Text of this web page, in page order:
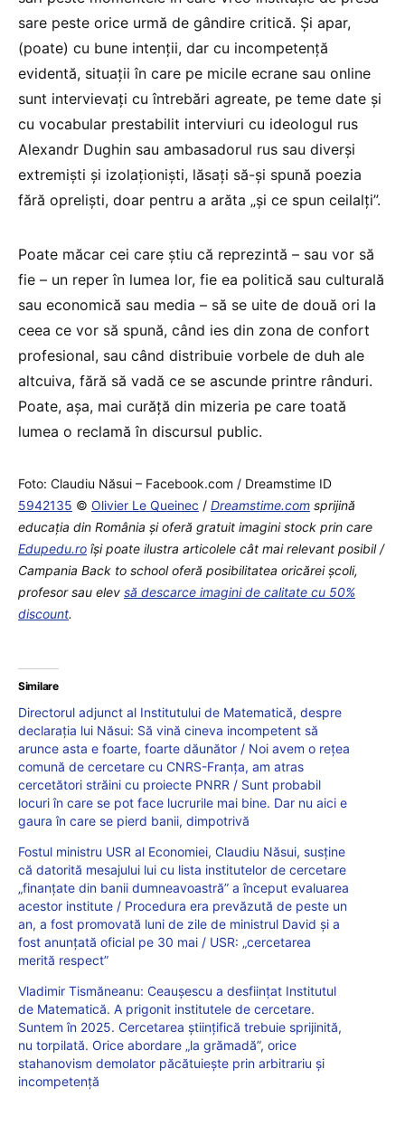
sare peste orice urmă de gândire critică. Și apar,
(poate) cu bune intenții, dar cu incompetență
evidentă, situații în care pe micile ecrane sau online
sunt intervievați cu întrebări agreate, pe teme date și
cu vocabular prestabilit interviuri cu ideologul rus
Alexandr Dughin sau ambasadorul rus sau diverși
extremiști și izolaționiști, lăsați să-și spună poezia
fără opreliști, doar pentru a arăta „și ce spun ceilalți”.
Poate măcar cei care știu că reprezintă – sau vor să
fie – un reper în lumea lor, fie ea politică sau culturală
sau economică sau media – să se uite de două ori la
ceea ce vor să spună, când ies din zona de confort
profesional, sau când distribuie vorbele de duh ale
altcuiva, fără să vadă ce se ascunde printre rânduri.
Poate, așa, mai curăță din mizeria pe care toată
lumea o reclamă în discursul public.
Foto: Claudiu Năsui – Facebook.com / Dreamstime ID
5942135 © Olivier Le Queinec / Dreamstime.com sprijină
educaţia din România şi oferă gratuit imagini stock prin care
Edupedu.ro îşi poate ilustra articolele cât mai relevant posibil /
Campania Back to school oferă posibilitatea oricărei școli,
profesor sau elev să descarce imagini de calitate cu 50%
discount.
Similare
Directorul adjunct al Institutului de Matematică, despre
declarația lui Năsui: Să vină cineva incompetent să
arunce asta e foarte, foarte dăunător / Noi avem o rețea
comună de cercetare cu CNRS-Franța, am atras
cercetători străini cu proiecte PNRR / Sunt probabil
locuri în care se pot face lucrurile mai bine. Dar nu aici e
gaura în care se pierd banii, dimpotrivă
Fostul ministru USR al Economiei, Claudiu Năsui, susține
că datorită mesajului lui cu lista institutelor de cercetare
„finanțate din banii dumneavoastră” a început evaluarea
acestor institute / Procedura era prevăzută de peste un
an, a fost promovată luni de zile de ministrul David și a
fost anunțată oficial pe 30 mai / USR: „cercetarea
merită respect”
Vladimir Tismăneanu: Ceaușescu a desființat Institutul
de Matematică. A prigonit institutele de cercetare.
Suntem în 2025. Cercetarea științifică trebuie sprijinită,
nu torpilată. Orice abordare „la grămadă”, orice
stahanovism demolator păcătuiește prin arbitrariu și
incompetență